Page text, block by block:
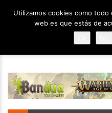
Utilizamos cookies como
web es que estás de